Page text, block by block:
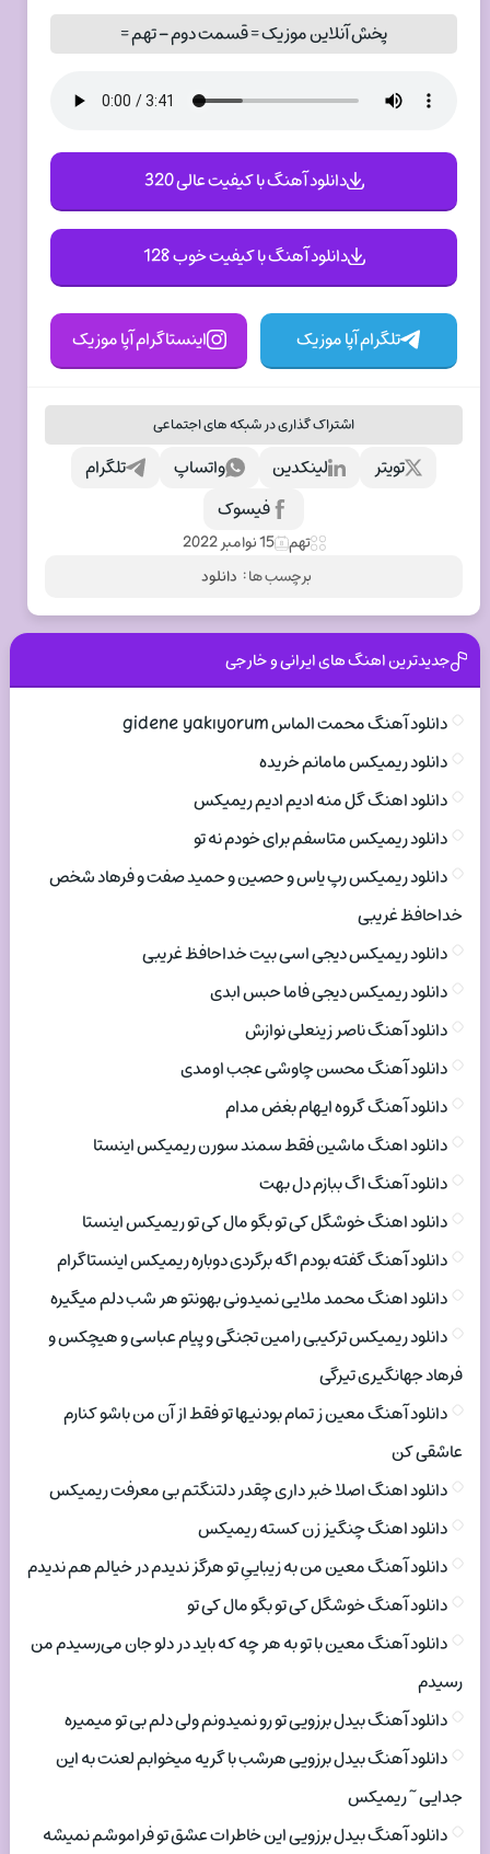
پخش آنلاین موزیک = قسمت دوم – تهم =
دانلود آهنگ با کیفیت عالی 320
دانلود آهنگ با کیفیت خوب 128
تلگرام آپا موزیک اینستاگرام آپا موزیک
اشتراک گذاری در شبکه های اجتماعی
تلگرام واتساپ لینکدین
تویتر
فیسوک
تهم 15 نوامبر 2022
برچسب ها : دانلود
جدیدترین اهنگ های ایرانی و خارجی
دانلود آهنگ محمت الماس gidene yakıyorum
دانلود ریمیکس مامانم خریده
دانلود اهنگ گل منه ادیم ادیم ریمیکس
دانلود ریمیکس متاسفم برای خودم نه تو
دانلود ریمیکس رپ یاس و حصین و حمید صفت و فرهاد شخص
خداحافظ غریبی
دانلود ریمیکس دیجی اسی بیت خداحافظ غریبی
دانلود ریمیکس دیجی فاما حبس ابدی
دانلود آهنگ ناصر زینعلی نوازش
دانلود آهنگ محسن چاوشی عجب اومدی
دانلود آهنگ گروه ایهام بغض مدام
دانلود اهنگ ماشین فقط سمند سورن ریمیکس اینستا
دانلود آهنگ اگ ببازم دل بهت
دانلود اهنگ خوشگل کی تو بگو مال کی تو ریمیکس اینستا
دانلود آهنگ گفته بودم اگه برگردی دوباره ریمیکس اینستاگرام
دانلود اهنگ محمد ملایی نمیدونی بهونتو هر شب دلم میگیره
دانلود ریمیکس ترکیبی رامین تجنگی و پیام عباسی و هیچکس و
فرهاد جهانگیری تیرگی
دانلود آهنگ معین ز تمام بودنیها تو فقط از آن من باشو کنارم
عاشقی کن
دانلود اهنگ اصلا خبر داری چقدر دلتنگتم بی معرفت ریمیکس
دانلود اهنگ چنگیز زن کسته ریمیکس
دانلود آهنگ معین من به زیباییِ تو هرگز ندیدم در خیالم هم ندیدم
دانلود آهنگ خوشگل کی تو بگو مال کی تو
دانلود آهنگ معین با تو به هر چه که باید در دلو جان می‌رسیدم من
رسیدم
دانلود آهنگ بیدل برزویی تو رو نمیدونم ولی دلم بی تو میمیره
دانلود آهنگ بیدل برزویی هرشب با گریه میخوابم لعنت به این
جدایی ~ ریمیکس
دانلود آهنگ بیدل برزویی این خاطرات عشق تو فراموشم نمیشه